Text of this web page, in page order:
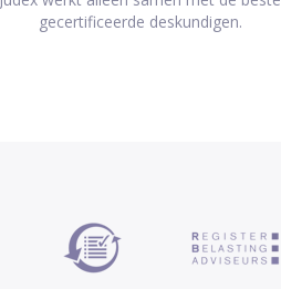
gecertificeerde deskundigen.